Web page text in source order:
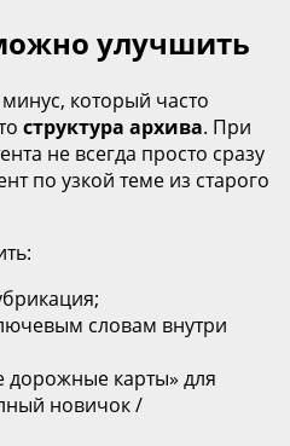
улучшить
который часто
структура архива. При
не всегда просто сразу
по узкой теме из старого
словам внутри
дорожные карты» для
новичок /